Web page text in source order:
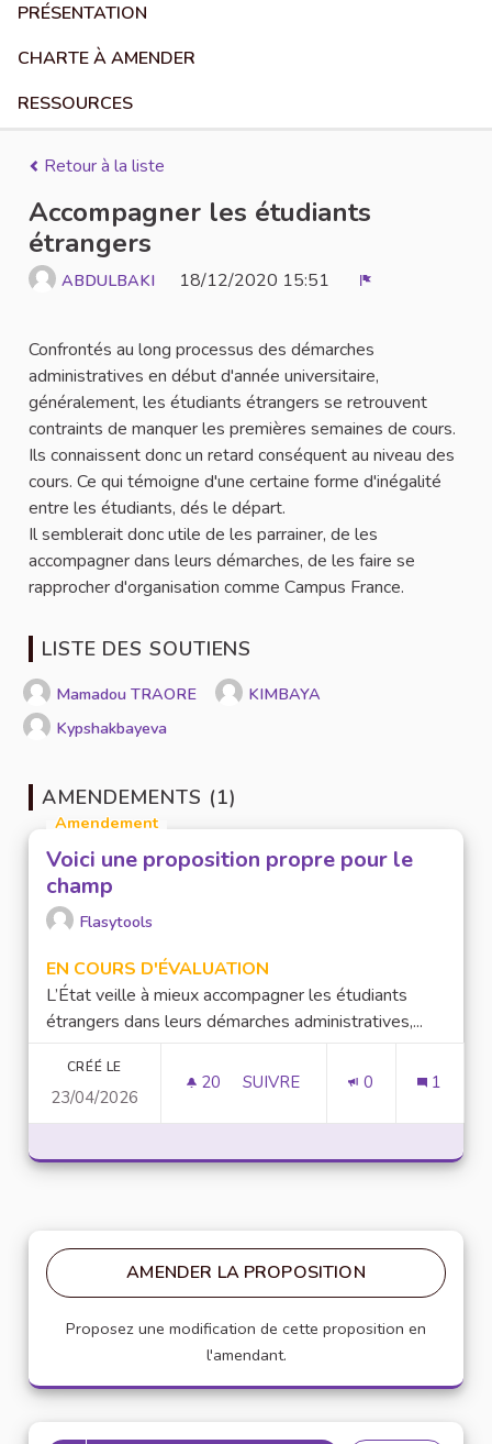
PRÉSENTATION
CHARTE À AMENDER
RESSOURCES
Retour à la liste
Accompagner les étudiants
étrangers
ABDULBAKI 18/12/2020 15:51
Confrontés au long processus des démarches
administratives en début d'année universitaire,
généralement, les étudiants étrangers se retrouvent
contraints de manquer les premières semaines de cours.
Ils connaissent donc un retard conséquent au niveau des
cours. Ce qui témoigne d'une certaine forme d'inégalité
entre les étudiants, dés le départ.
Il semblerait donc utile de les parrainer, de les
accompagner dans leurs démarches, de les faire se
rapprocher d'organisation comme Campus France.
LISTE DES SOUTIENS
Mamadou TRAORE
KIMBAYA
Kypshakbayeva
AMENDEMENTS (1)
Amendement
Voici une proposition propre pour le
champ
Flasytools
EN COURS D'ÉVALUATION
L’État veille à mieux accompagner les étudiants
étrangers dans leurs démarches administratives,...
CRÉÉ LE
23/04/2026
20 20 ABONNÉS
SUIVRE 0 1
AMENDER LA PROPOSITION
Proposez une modification de cette proposition en
l'amendant.